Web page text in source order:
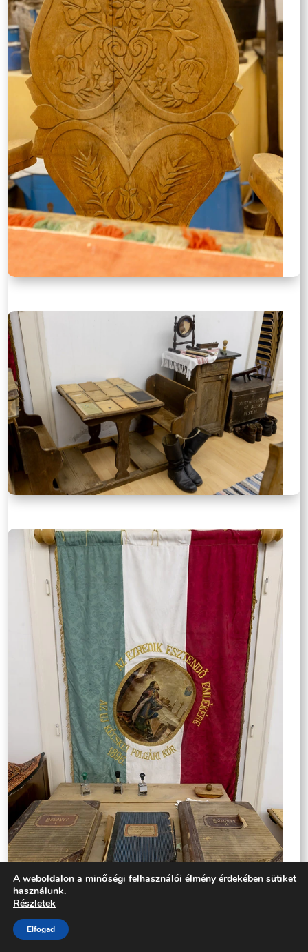
A weboldalon a minőségi felhasználói élmény érdekében sütiket
használunk.
Részletek
Elfogad